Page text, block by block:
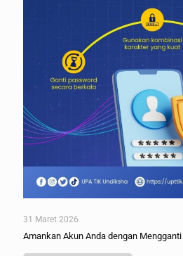
31 Maret 2026
Amankan Akun Anda dengan